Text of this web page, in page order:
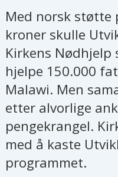
Med norsk støtte
kroner skulle
Kirkens Nødhjelp
hjelpe 150.000
Malawi. Men
etter alvorlige
pengekrangel.
med å kaste
programmet.